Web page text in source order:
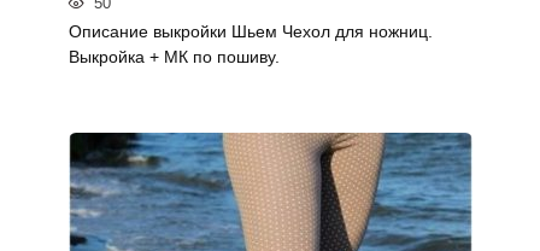
Описание выкройки Шьем Чехол для ножниц.
Выкройка + МК по пошиву.